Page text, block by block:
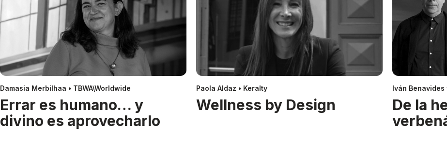
Damasia Merbilhaa • TBWA\Worldwide
Errar es humano… y
divino es aprovecharlo
Paola Aldaz • Keralty
Wellness by Design
Iván
De la